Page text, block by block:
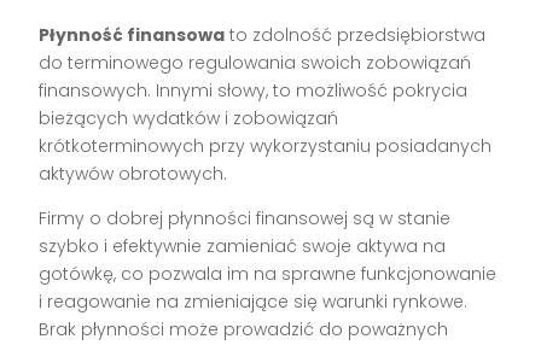
Płynność finansowa to zdolność przedsiębiorstwa
do terminowego regulowania swoich zobowiązań
finansowych. Innymi słowy, to możliwość pokrycia
bieżących wydatków i zobowiązań
krótkoterminowych przy wykorzystaniu posiadanych
aktywów obrotowych.
Firmy o dobrej płynności finansowej są w stanie
szybko i efektywnie zamieniać swoje aktywa na
gotówkę, co pozwala im na sprawne funkcjonowanie
i reagowanie na zmieniające się warunki rynkowe.
Brak płynności może prowadzić do poważnych